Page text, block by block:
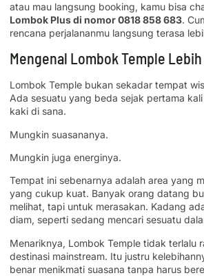
atau mau langsung booking, kamu bisa
Lombok Plus di nomor 0818 858 683.
rencana perjalananmu langsung terasa
Mengenal Lombok Temple
Lombok Temple bukan sekadar tempat
Ada sesuatu yang beda sejak pertama
kaki di sana.
Mungkin suasananya.
Mungkin juga energinya.
Tempat ini sebenarnya adalah area yang
yang cukup kuat. Banyak orang datang
melihat, tapi untuk merasakan. Kadang
diam, seperti sedang mencari sesuatu
Menariknya, Lombok Temple tidak terlalu
destinasi mainstream. Itu justru
benar menikmati suasana tanpa harus